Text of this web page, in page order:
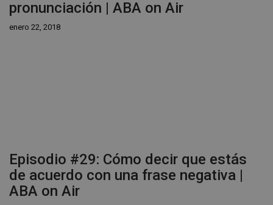
pronunciación | ABA on Air
enero 22, 2018
Episodio #29: Cómo decir que estás
de acuerdo con una frase negativa |
ABA on Air